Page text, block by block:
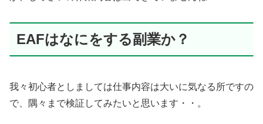
EAFはなにをする副業か？
我々初心者としましては仕事内容は大いに気なる所ですの
で、隅々まで検証してみたいと思います・・。